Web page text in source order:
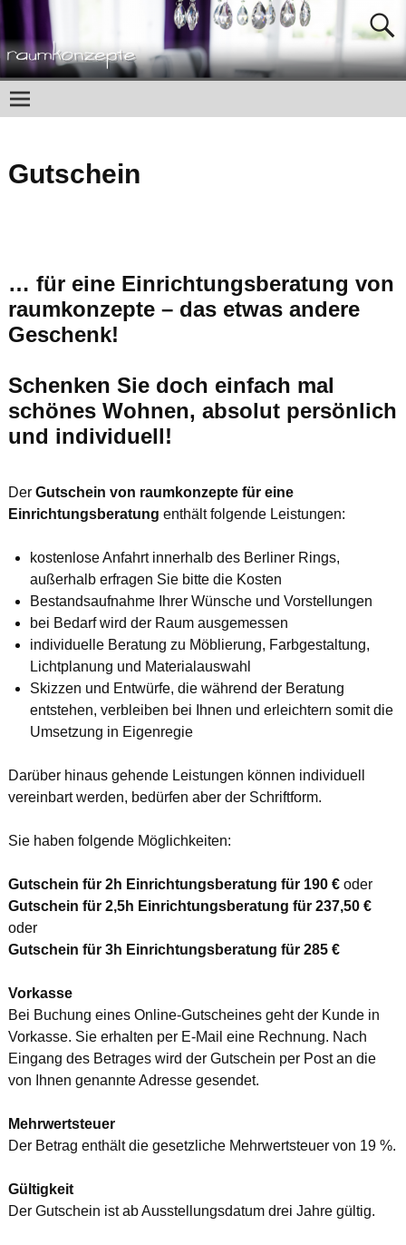
Gutschein
… für eine Einrichtungsberatung von
raumkonzepte – das etwas andere
Geschenk!
Schenken Sie doch einfach mal
schönes Wohnen, absolut persönlich
und individuell!
Der Gutschein von raumkonzepte für eine
Einrichtungsberatung enthält folgende Leistungen:
kostenlose Anfahrt innerhalb des Berliner Rings,
außerhalb erfragen Sie bitte die Kosten
Bestandsaufnahme Ihrer Wünsche und Vorstellungen
bei Bedarf wird der Raum ausgemessen
individuelle Beratung zu Möblierung, Farbgestaltung,
Lichtplanung und Materialauswahl
Skizzen und Entwürfe, die während der Beratung
entstehen, verbleiben bei Ihnen und erleichtern somit die
Umsetzung in Eigenregie
Darüber hinaus gehende Leistungen können individuell
vereinbart werden, bedürfen aber der Schriftform.
Sie haben folgende Möglichkeiten:
Gutschein für 2h Einrichtungsberatung für 190 € oder
Gutschein für 2,5h Einrichtungsberatung für 237,50 €
oder
Gutschein für 3h Einrichtungsberatung für 285 €
Vorkasse
Bei Buchung eines Online-Gutscheines geht der Kunde in
Vorkasse. Sie erhalten per E-Mail eine Rechnung. Nach
Eingang des Betrages wird der Gutschein per Post an die
von Ihnen genannte Adresse gesendet.
Mehrwertsteuer
Der Betrag enthält die gesetzliche Mehrwertsteuer von 19 %.
Gültigkeit
Der Gutschein ist ab Ausstellungsdatum drei Jahre gültig.